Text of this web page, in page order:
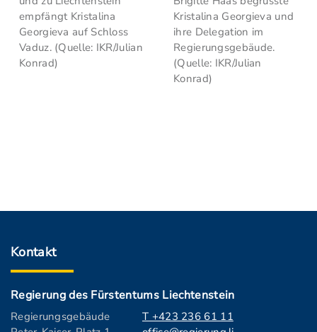
empfängt Kristalina
Georgieva auf Schloss
Vaduz. (Quelle: IKR/Julian
Konrad)
Kristalina Georgieva und
ihre Delegation im
Regierungsgebäude.
(Quelle: IKR/Julian
Konrad)
Kontakt
Regierung des Fürstentums Liechtenstein
Regierungsgebäude
T +423 236 61 11